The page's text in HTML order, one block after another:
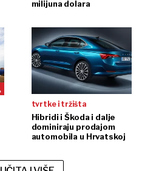
milijuna dolara
tvrtke i tržišta
Hibridi i Škoda i dalje
dominiraju prodajom
automobila u Hrvatskoj